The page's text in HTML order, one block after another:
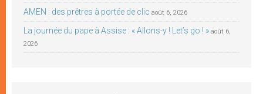
AMEN : des prêtres à portée de clic août 6, 2026
La journée du pape à Assise : « Allons-y ! Let’s go ! » août 6,
2026